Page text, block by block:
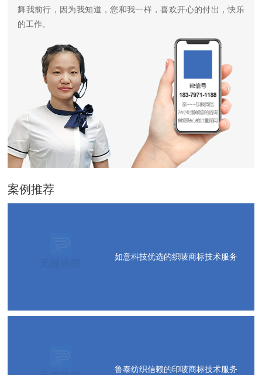
舞我前行，因为我知道，您和我一样，喜欢开心的付出，快乐
的工作。
案例推荐
如意科技优选的织唛商标技术服务
鲁泰纺织信赖的印唛商标技术服务